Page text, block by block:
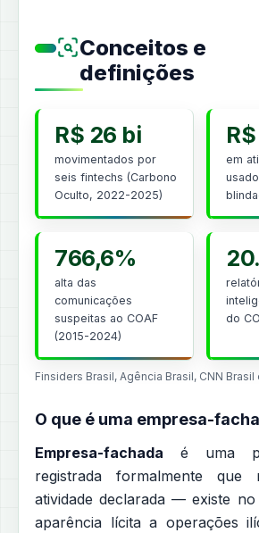
Conceitos e
definições
R$ 26 bi
movimentados por
seis fintechs (Carbono
Oculto, 2022-2025)
em
766,6%
alta das
comunicações
suspeitas ao COAF
(2015-2024)
do
Finsiders Brasil, Agência Brasil, CNN
O que é uma empresa-
Empresa-fachada é uma
registrada formalmente
atividade declarada — existe
aparência lícita a operações